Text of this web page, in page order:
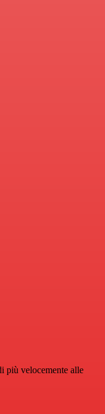
più velocemente alle